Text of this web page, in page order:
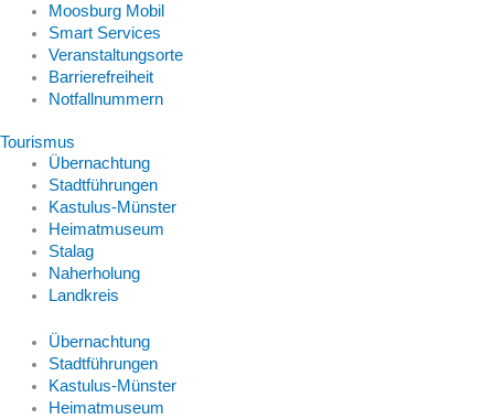
Moosburg Mobil
Smart Services
Veranstaltungsorte
Barrierefreiheit
Notfallnummern
Tourismus
Übernachtung
Stadtführungen
Kastulus-Münster
Heimatmuseum
Stalag
Naherholung
Landkreis
Übernachtung
Stadtführungen
Kastulus-Münster
Heimatmuseum